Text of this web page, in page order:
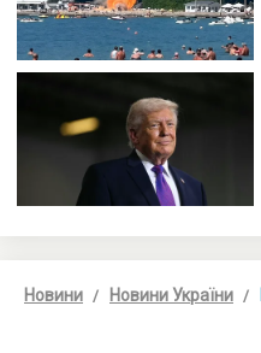
Новини Новини України